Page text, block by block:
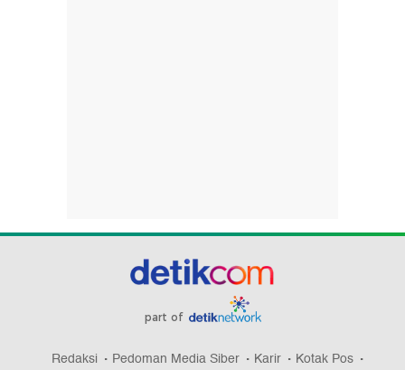
part of
Redaksi Pedoman Media Siber Karir Kotak Pos